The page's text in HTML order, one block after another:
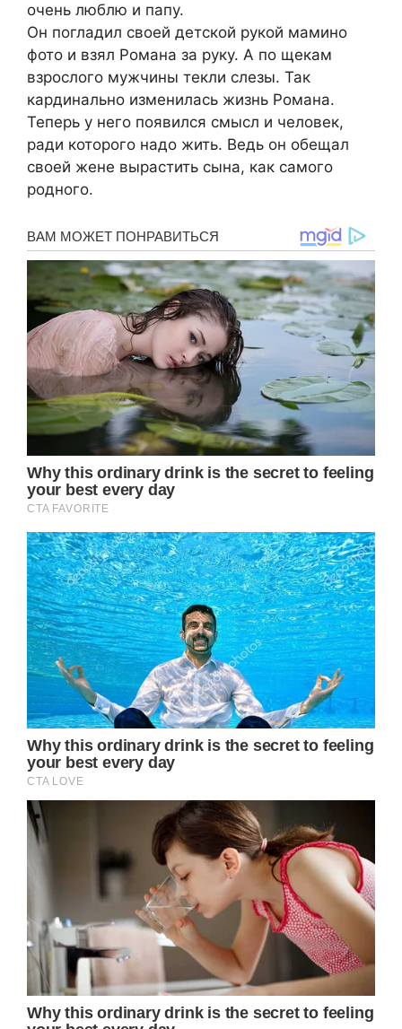
очень люблю и папу.
Он погладил своей детской рукой мамино
фото и взял Романа за руку. А по щекам
взрослого мужчины текли слезы. Так
кардинально изменилась жизнь Романа.
Теперь у него появился смысл и человек,
ради которого надо жить. Ведь он обещал
своей жене вырастить сына, как самого
родного.